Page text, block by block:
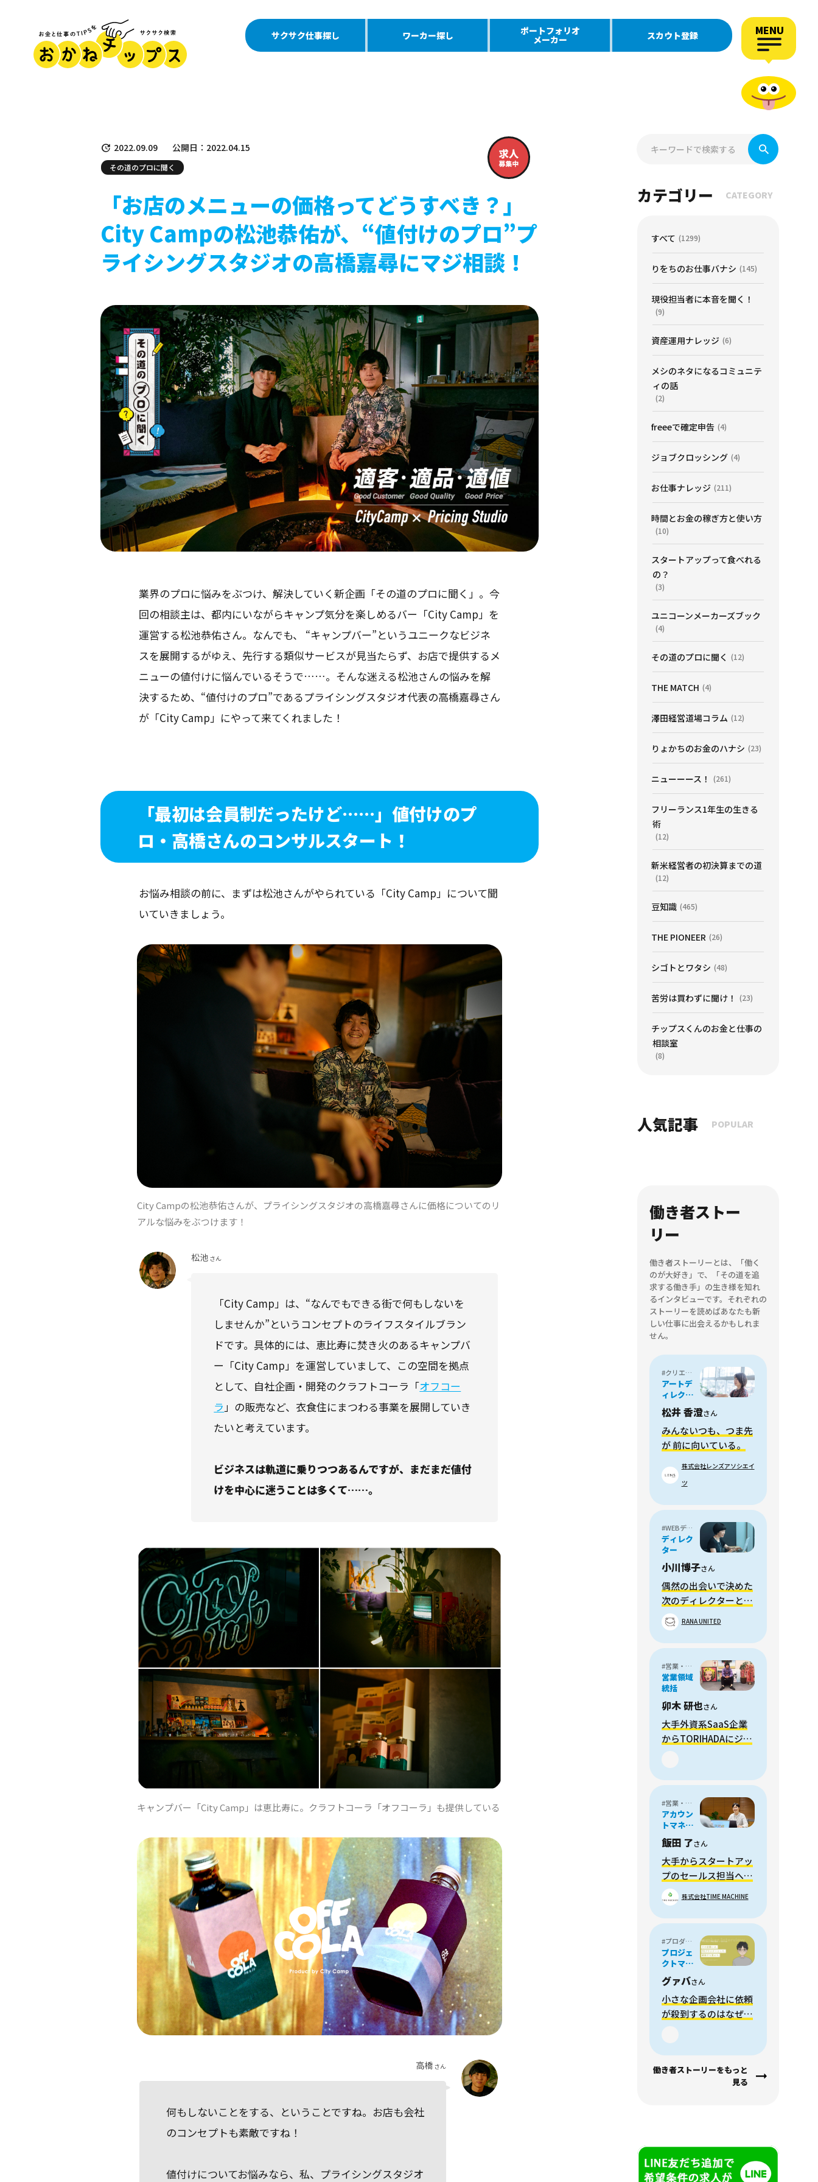
サクサク仕事探し ワーカー探し ポートフォリオ
メーカー スカウト登録 MENU
2022.09.09 公開日：2022.04.15
その道のプロに聞く
「お店のメニューの価格ってどうすべき？」
City Campの松池恭佑が、“値付けのプロ”プ
ライシングスタジオの高橋嘉尋にマジ相談！
業界のプロに悩みをぶつけ、解決していく新企画「その道のプロに聞く」。今
回の相談主は、都内にいながらキャンプ気分を楽しめるバー「City Camp」を
運営する松池恭佑さん。なんでも、 “キャンプバー”というユニークなビジネ
スを展開するがゆえ、先行する類似サービスが見当たらず、お店で提供するメ
ニューの値付けに悩んでいるそうで……。そんな迷える松池さんの悩みを解
決するため、“値付けのプロ”であるプライシングスタジオ代表の高橋嘉尋さん
が「City Camp」にやって来てくれました！
「最初は会員制だったけど……」値付けのプ
ロ・高橋さんのコンサルスタート！
お悩み相談の前に、まずは松池さんがやられている「City Camp」について聞
いていきましょう。
City Campの松池恭佑さんが、プライシングスタジオの高橋嘉尋さんに価格についてのリ
アルな悩みをぶつけます！
松池 さん
「City Camp」は、“なんでもできる街で何もしないを
しませんか”というコンセプトのライフスタイルブラン
ドです。具体的には、恵比寿に焚き火のあるキャンプバ
ー「City Camp」を運営していまして、この空間を拠点
として、自社企画・開発のクラフトコーラ「オフコー
ラ」の販売など、衣食住にまつわる事業を展開していき
たいと考えています。
ビジネスは軌道に乗りつつあるんですが、まだまだ値付
けを中心に迷うことは多くて……。
キャンプバー「City Camp」は恵比寿に。クラフトコーラ「オフコーラ」も提供している
高橋 さん
何もしないことをする、ということですね。お店も会社
のコンセプトも素敵ですね！
値付けについてお悩みなら、私、プライシングスタジオ
カテゴリー CATEGORY
すべて (1299)
りをちのお仕事バナシ (145)
現役担当者に本音を聞く！
(9)
資産運用ナレッジ (6)
メシのネタになるコミュニテ
ィの話
(2)
freeeで確定申告 (4)
ジョブクロッシング (4)
お仕事ナレッジ (211)
時間とお金の稼ぎ方と使い方
(10)
スタートアップって食べれる
の？
(3)
ユニコーンメーカーズブック
(4)
その道のプロに聞く (12)
THE MATCH (4)
澤田経営道場コラム (12)
りょかちのお金のハナシ (23)
ニューーース！ (261)
フリーランス1年生の生きる
術
(12)
新米経営者の初決算までの道
(12)
豆知識 (465)
THE PIONEER (26)
シゴトとワタシ (48)
苦労は買わずに聞け！ (23)
チップスくんのお金と仕事の
相談室
(8)
人気記事 POPULAR
働き者ストー
リー
働き者ストーリーとは、「働く
のが大好き」で、「その道を追
求する働き手」の生き様を知れ
るインタビューです。それぞれの
ストーリーを読めばあなたも新
しい仕事に出会えるかもしれま
せん。
#クリエイティブディレクター
アートデ
ィレクタ
ー / グラ
フィック
デザイナ
ー
松井 香澄さん
みんないつも、つま先
が 前に向いている。
株式会社レンズアソシエイ
ツ
#WEBディレクター
ディレク
ター
小川博子さん
偶然の出会いで決めた
次のディレクターとし
ての職場RANA UNITED
#営業・フィールドセールス
営業領域
統括
卯木 研也さん
大手外資系SaaS企業
からTORIHADAにジョ
インした理由とは
#営業・フィールドセールス
アカウン
トマネー
ジャー /
メディア
プランナ
ー
飯田 了さん
大手からスタートアッ
プのセールス担当へ転
職。活動の幅が広がり
成長を実感。
株式会社TIME MACHINE
#プロダクトマネージャー
プロジェ
クトマネ
ージャー
グァバさん
小さな企画会社に依頼
が殺到するのはなぜ？
業界歴10年のPRプラ
ンナーが見た、本質的
なZ世代マーケティン
グの在り方
働き者ストーリーをもっと
見る